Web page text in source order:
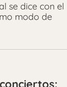
se dice con el
modo de